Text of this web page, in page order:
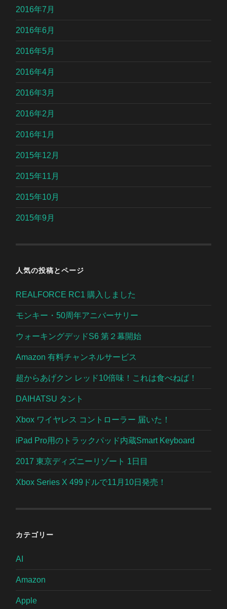
2016年7月
2016年6月
2016年5月
2016年4月
2016年3月
2016年2月
2016年1月
2015年12月
2015年11月
2015年10月
2015年9月
人気の投稿とページ
REALFORCE RC1 購入しました
モンキー・50周年アニバーサリー
ウォーキングデッドS6 第２幕開始
Amazon 有料チャンネルサービス
超からあげクン レッド10倍味！これは食べねば！
DAIHATSU タント
Xbox ワイヤレス コントローラー 届いた！
iPad Pro用のトラックパッド内蔵Smart Keyboard
2017 東京ディズニーリゾート 1日目
Xbox Series X 499ドルで11月10日発売！
カテゴリー
AI
Amazon
Apple